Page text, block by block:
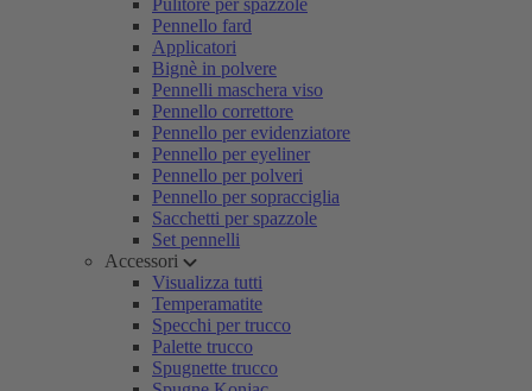
Pulitore per spazzole
Pennello fard
Applicatori
Bignè in polvere
Pennelli maschera viso
Pennello correttore
Pennello per evidenziatore
Pennello per eyeliner
Pennello per polveri
Pennello per sopracciglia
Sacchetti per spazzole
Set pennelli
Accessori
Visualizza tutti
Temperamatite
Specchi per trucco
Palette trucco
Spugnette trucco